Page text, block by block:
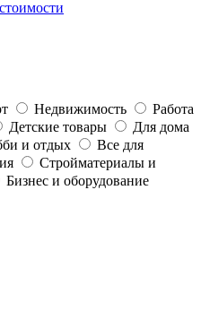
Недвижимость
Работа
Детские товары
Для дома
и отдых
Все для
Стройматериалы и
Бизнес и оборудование